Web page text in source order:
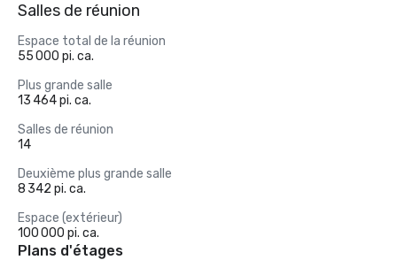
Salles de réunion
Espace total de la réunion
55 000 pi. ca.
Plus grande salle
13 464 pi. ca.
Salles de réunion
14
Deuxième plus grande salle
8 342 pi. ca.
Espace (extérieur)
100 000 pi. ca.
Plans d'étages